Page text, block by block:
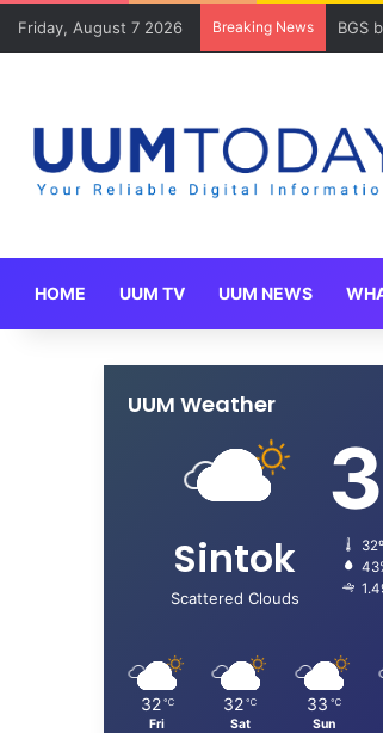
Friday, August 7 2026 Breaking News
HOME UUM TV UUM NEWS
UUM Weather
Sintok
Scattered Clouds
32 ℃
Fri
32 ℃
Sat
33 ℃
Sun